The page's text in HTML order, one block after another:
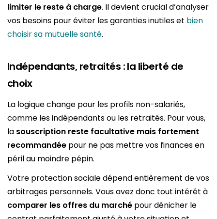
limiter le reste à charge. Il devient crucial d’analyser
vos besoins pour éviter les garanties inutiles et bien
choisir sa mutuelle santé.
Indépendants, retraités : la liberté de
choix
La logique change pour les profils non-salariés,
comme les indépendants ou les retraités. Pour vous,
la souscription reste facultative mais fortement
recommandée pour ne pas mettre vos finances en
péril au moindre pépin.
Votre protection sociale dépend entièrement de vos
arbitrages personnels. Vous avez donc tout intérêt à
comparer les offres du marché pour dénicher le